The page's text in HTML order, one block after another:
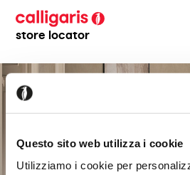
Questo sito web utilizza i cookie
Utilizziamo i cookie per
store locator